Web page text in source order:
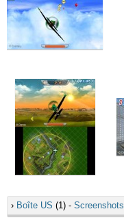
› Boîte US (1) - Screenshots